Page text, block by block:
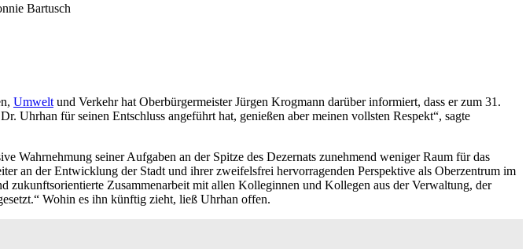
Bartusch
Umwelt und Verkehr hat Oberbürgermeister Jürgen Krogmann darüber informiert, dass er zum 31.
Uhrhan für seinen Entschluss angeführt hat, genießen aber meinen vollsten Respekt“, sagte
Wahrnehmung seiner Aufgaben an der Spitze des Dezernats zunehmend weniger Raum für das
an der Entwicklung der Stadt und ihrer zweifelsfrei hervorragenden Perspektive als Oberzentrum im
zukunftsorientierte Zusammenarbeit mit allen Kolleginnen und Kollegen aus der Verwaltung, der
Wohin es ihn künftig zieht, ließ Uhrhan offen.